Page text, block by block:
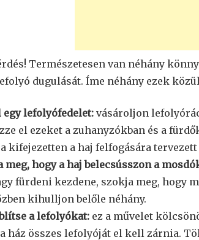
Természetesen van néhány
dugulását. Íme néhány ezek
egy lefolyófedelet: vásároljon
el ezeket a zuhanyzókban és a
kifejezetten a haj felfogására
meg, hogy a haj belecsússzon a
fürdeni kezdene, szokja meg, hogy
kihulljon belőle néhány.
a lefolyókat: ez a művelet
ház összes lefolyóját el kell zárnia.